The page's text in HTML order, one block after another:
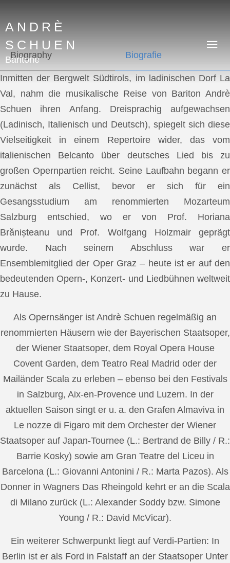
ANDRÈ
SCHUEN
Baritone
Biography Biografie
Inmitten der Bergwelt Südtirols, im ladinischen Dorf La
Val, nahm die musikalische Reise von Bariton Andrè
Schuen ihren Anfang. Dreisprachig aufgewachsen
(Ladinisch, Italienisch und Deutsch), spiegelt sich diese
Vielseitigkeit in einem Repertoire wider, das vom
italienischen Belcanto über deutsches Lied bis zu
großen Opernpartien reicht. Seine Laufbahn begann er
zunächst als Cellist, bevor er sich für ein
Gesangsstudium am renommierten Mozarteum
Salzburg entschied, wo er von Prof. Horiana
Brănișteanu und Prof. Wolfgang Holzmair geprägt
wurde. Nach seinem Abschluss war er
Ensemblemitglied der Oper Graz – heute ist er auf den
bedeutenden Opern-, Konzert- und Liedbühnen weltweit
zu Hause.
Als Opernsänger ist Andrè Schuen regelmäßig an
renommierten Häusern wie der Bayerischen Staatsoper,
der Wiener Staatsoper, dem Royal Opera House
Covent Garden, dem Teatro Real Madrid oder der
Mailänder Scala zu erleben – ebenso bei den Festivals
in Salzburg, Aix-en-Provence und Luzern. In der
aktuellen Saison singt er u. a. den Grafen Almaviva in
Le nozze di Figaro mit dem Orchester der Wiener
Staatsoper auf Japan-Tournee (L.: Bertrand de Billy / R.:
Barrie Kosky) sowie am Gran Teatre del Liceu in
Barcelona (L.: Giovanni Antonini / R.: Marta Pazos). Als
Donner in Wagners Das Rheingold kehrt er an die Scala
di Milano zurück (L.: Alexander Soddy bzw. Simone
Young / R.: David McVicar).
Ein weiterer Schwerpunkt liegt auf Verdi-Partien: In
Berlin ist er als Ford in Falstaff an der Staatsoper Unter